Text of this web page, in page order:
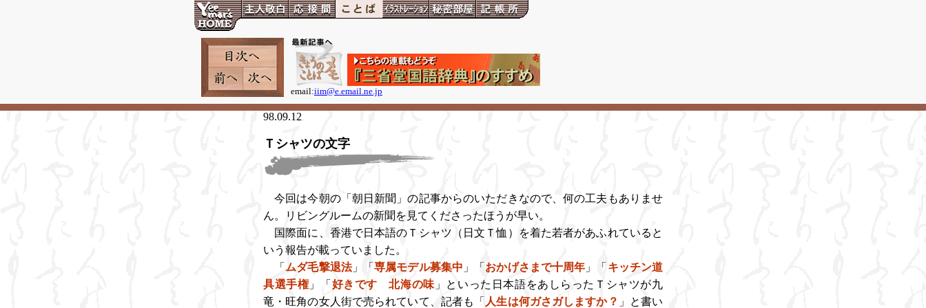
email:iim@e.email.ne.jp
98.09.12
Ｔシャツの文字
今回は今朝の「朝日新聞」の記事からのいただきなので、何の工夫もありませ
ん。リビングルームの新聞を見てくださったほうが早い。
国際面に、香港で日本語のＴシャツ（日文Ｔ恤）を着た若者があふれていると
いう報告が載っていました。
「ムダ毛撃退法」「専属モデル募集中 」「おかげさまで十周年 」「キッチン道
具選手権」「 好きです 北海の味 」といった日本語をあしらったＴシャツが九
竜・旺角の女人街で売られていて、記者も「人生は何ガさガしますか？ 」と書い